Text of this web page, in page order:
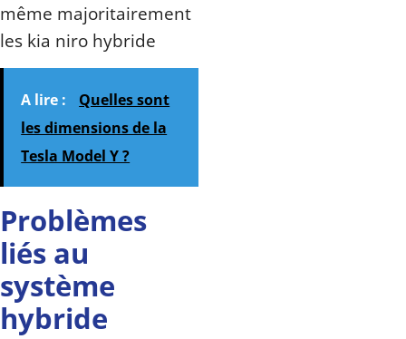
même majoritairement
les kia niro hybride
A lire :
Quelles sont
les dimensions de la
Tesla Model Y ?
Problèmes
liés au
système
hybride